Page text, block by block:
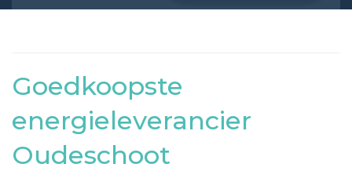
Goedkoopste
energieleverancier
Oudeschoot